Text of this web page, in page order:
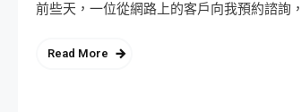
前些天，一位從網路上的客戶向我預約諮詢
Read More